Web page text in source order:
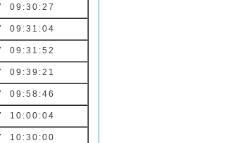
09:30:27
09:31:04
09:31:52
09:39:21
09:58:46
10:00:04
10:30:00